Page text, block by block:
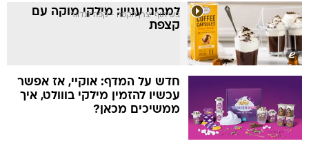
למביני עניין: מילקי מוקה עם
קצפת
בשיתוף יצרן הקפה - קפה לנדוור
חדש על המדף: אוקיי, אז אפשר
עכשיו להזמין מילקי בווולט, איך
ממשיכים מכאן?